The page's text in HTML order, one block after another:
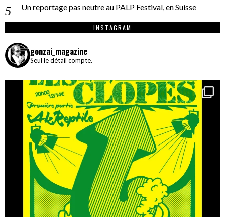
Un reportage pas neutre au PALP Festival, en Suisse
INSTAGRAM
gonzai_magazine
Seul le détail compte.